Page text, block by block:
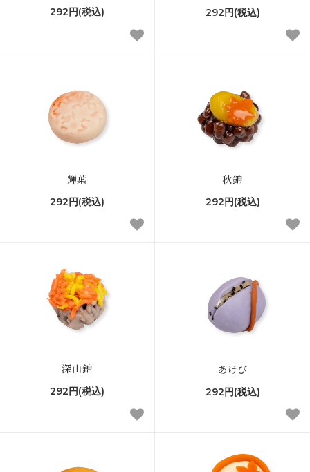
292円(税込) 292円(税込)
輝葉
292円(税込)
秋錦
292円(税込)
深山錦
292円(税込)
あけび
292円(税込)